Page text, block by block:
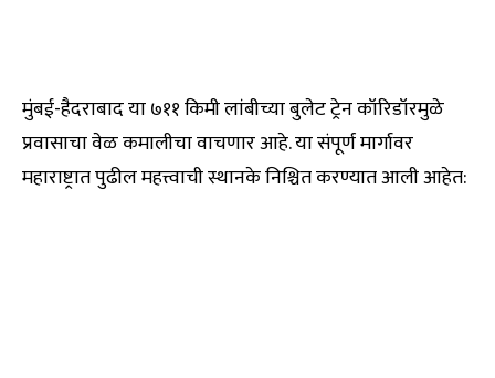
मुंबई-हैदराबाद या ७११ किमी लांबीच्या बुलेट ट्रेन कॉरिडॉरमुळे
प्रवासाचा वेळ कमालीचा वाचणार आहे. या संपूर्ण मार्गावर
महाराष्ट्रात पुढील महत्त्वाची स्थानके निश्चित करण्यात आली आहेत: